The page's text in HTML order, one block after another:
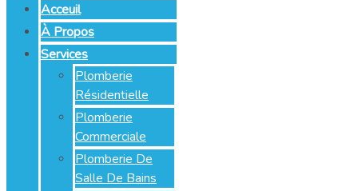
Acceuil
À Propos
Services
Plomberie
Résidentielle
Plomberie
Commerciale
Plomberie De
Salle De Bains